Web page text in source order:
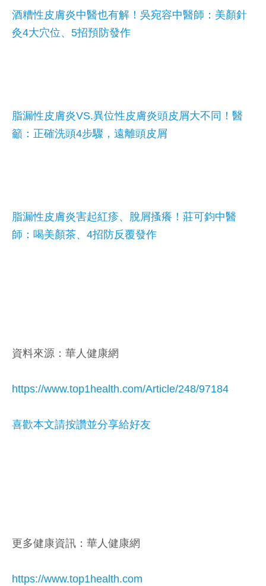
酒糟性皮膚炎中醫也有解！吳宛容中醫師：美顏針
灸4大穴位、5招預防發作
脂漏性皮膚炎VS.異位性皮膚炎頭皮屑大不同！醫
籲：正確洗頭4步驟，遠離頭皮屑
脂漏性皮膚炎害起紅疹、脫屑搔癢！莊可鈞中醫
師：喝美顏茶、4招防反覆發作
資料來源：華人健康網
https://www.top1health.com/Article/248/97184
喜歡本文請按讚並分享給好友
更多健康資訊：華人健康網
https://www.top1health.com